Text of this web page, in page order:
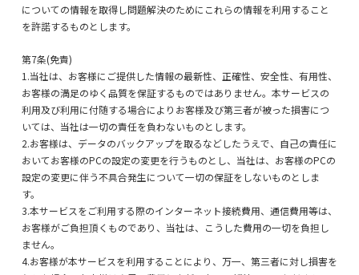
についての情報を取得し問題解決のためにこれらの情報を利用すること
を許諾するものとします。
第7条(免責)
1.当社は、お客様にご提供した情報の最新性、正確性、安全性、有用性、
お客様の満足のゆく品質を保証するものではありません。本サービスの
利用及び利用に付随する場合によりお客様及び第三者が被った損害につ
いては、当社は一切の責任を負わないものとします。
2.お客様は、データのバックアップを取るなどしたうえで、自己の責任に
おいてお客様のPCの設定の変更を行うものとし、当社は、お客様のPCの
設定の変更に伴う不具合発生について一切の保証をしないものとしま
す。
3.本サービスをご利用する際のインターネット接続費用、通信費用等は、
お客様がご負担頂くものであり、当社は、こうした費用の一切を負担し
ません。
4.お客様が本サービスを利用することにより、万一、第三者に対し損害を